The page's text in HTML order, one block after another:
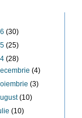
(30)
(25)
(28)
(4)
(3)
(10)
(10)